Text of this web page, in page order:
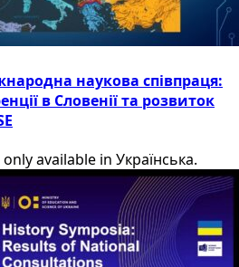
наукова співпраця:
в Словенії та розвиток
available in Українська.